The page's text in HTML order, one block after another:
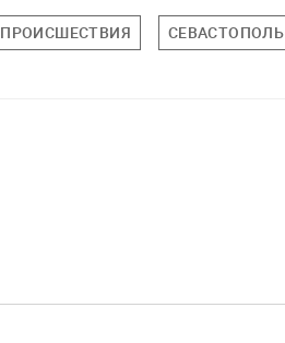
ПРОИСШЕСТВИЯ СЕВАСТОПОЛЬ